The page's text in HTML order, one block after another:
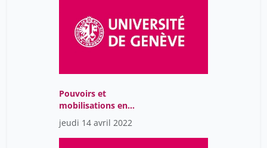
Pouvoirs et
mobilisations en
Amérique Latine : Une
perspective
interdisciplinaire
jeudi 14 avril 2022